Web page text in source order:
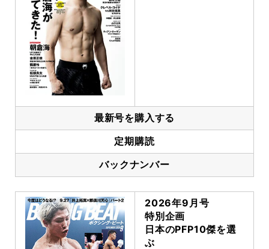
最新号を購入する
定期購読
バックナンバー
2026年9月号
特別企画
日本のPFP10傑を選
ぶ